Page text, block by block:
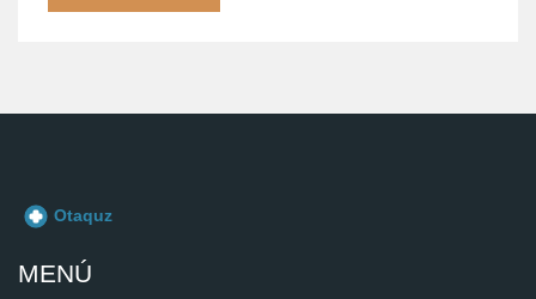
MENÚ